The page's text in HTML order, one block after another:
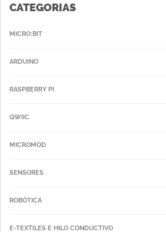
CATEGORIAS
MICRO:BIT
ARDUINO
RASPBERRY PI
QWIIC
MICROMOD
SENSORES
ROBÓTICA
E-TEXTILES E HILO CONDUCTIVO